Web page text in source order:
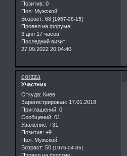
Позитив: 0
Пол: Мужской
Возраст: 68 [1957-08-15]
Провел на форуме:
3 дня 17 часов
Последний визит:
27.09.2022 20:04:40
corzza
Участник
Откуда: Киев
Зарегистрирован: 17.01.2018
Приглашений: 0
Сообщений: 61
Уважение: +31
Позитив: +9
Пол: Мужской
Возраст: 50 [1976-04-06]
Провел на форуме: